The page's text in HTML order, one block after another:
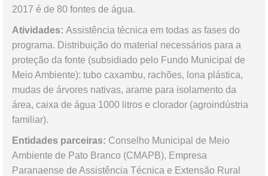
2017 é de 80 fontes de água.
Atividades: Assistência técnica em todas as fases do
programa. Distribuição do material necessários para a
proteção da fonte (subsidiado pelo Fundo Municipal de
Meio Ambiente): tubo caxambu, rachões, lona plástica,
mudas de árvores nativas, arame para isolamento da
área, caixa de água 1000 litros e clorador (agroindústria
familiar).
Entidades parceiras: Conselho Municipal de Meio
Ambiente de Pato Branco (CMAPB), Empresa
Paranaense de Assistência Técnica e Extensão Rural